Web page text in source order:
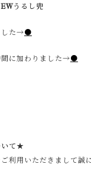
うるし兜
した→●
間に加わりました→●
いて★
利用いただきまして誠